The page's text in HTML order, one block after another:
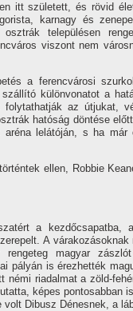
itt született, és rövid
karnagy és
osztrák településen
viszont nem
a ferencvárosi
különvonatot a
az útjukat,
hatóság döntése
lelátóján, s ha
ellen, Robbie
a
A
rengeteg magyar
pályán is érezhették
némi riadalmat a zöld-
képes pontosabban
Dibusz Dénesnek, a